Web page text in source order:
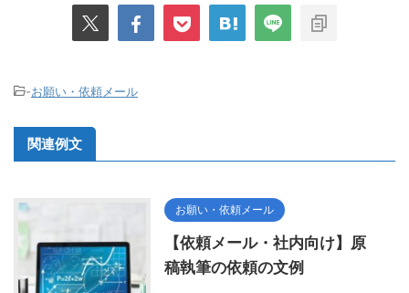
-お願い・依頼メール
関連例文
お願い・依頼メール
【依頼メール・社内向け】原
稿執筆の依頼の文例